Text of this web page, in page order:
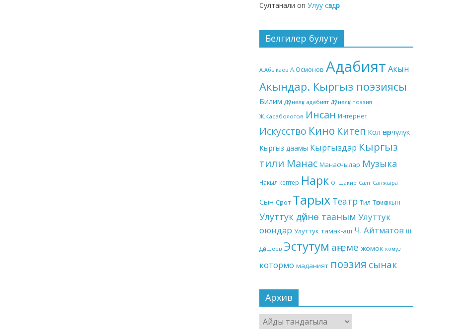
Султанали on Улуу сөздөр
Белгилер булуту
А.Абыкаев А.Осмонов Адабият Акын
Акындар. Кыргыз поэзиясы
Билим Дүйнөлүк адабият Дүйнөлүк поэзия
Ж.Касаболотов Инсан Интернет
Искусство Кино Китеп Кол өнөрчүлүк
Кыргыз даамы Кыргыздар Кыргыз
тили Манас Манасчылар Музыка
Накыл кептер Нарк О. Шакир Салт Санжыра
Сын Сүрөт Тарых Театр Тил Төкмө акын
Улуттук дүйнө тааным Улуттук
оюндар Улуттук тамак-аш Ч. Айтматов Ш.
Дүйшеев Эстутум аңгеме жомок комуз
котормо маданият поэзия сынак
Архив
Архив